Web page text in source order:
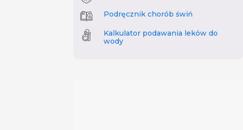
Podręcznik chorób świń
Kalkulator podawania leków do
wody